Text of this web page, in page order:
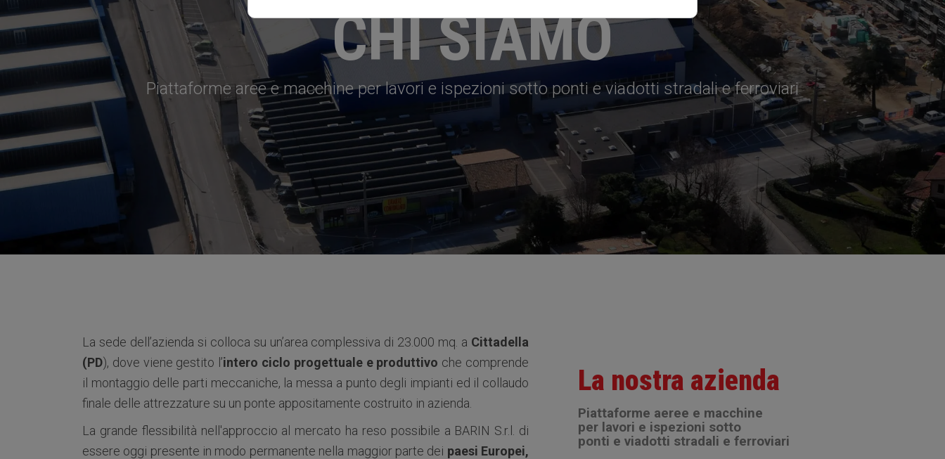
CHI SIAMO
Piattaforme aree e macchine per lavori e ispezioni sotto ponti e viadotti stradali e ferroviari
La sede dell’azienda si colloca su un’area complessiva di 23.000 mq. a Cittadella
(PD), dove viene gestito l’intero ciclo progettuale e produttivo che comprende
il montaggio delle parti meccaniche, la messa a punto degli impianti ed il collaudo
finale delle attrezzature su un ponte appositamente costruito in azienda.
La grande flessibilità nell'approccio al mercato ha reso possibile a BARIN S.r.l. di
essere oggi presente in modo permanente nella maggior parte dei paesi Europei,
La nostra azienda
Piattaforme aeree e macchine
per lavori e ispezioni sotto
ponti e viadotti stradali e ferroviari